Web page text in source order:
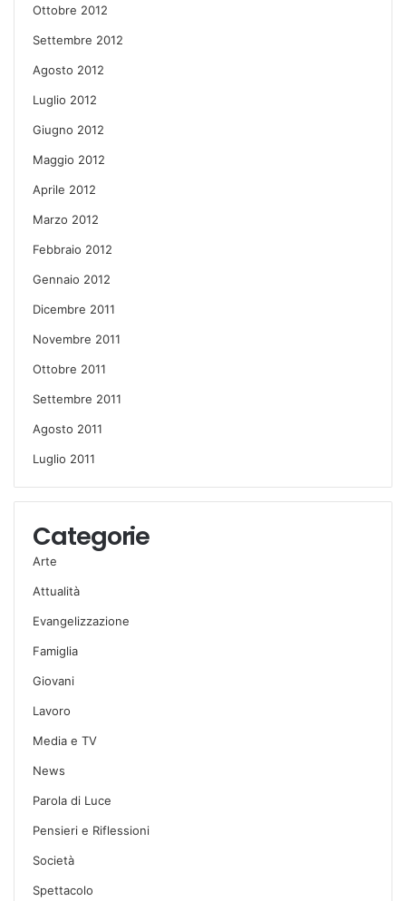
Ottobre 2012
Settembre 2012
Agosto 2012
Luglio 2012
Giugno 2012
Maggio 2012
Aprile 2012
Marzo 2012
Febbraio 2012
Gennaio 2012
Dicembre 2011
Novembre 2011
Ottobre 2011
Settembre 2011
Agosto 2011
Luglio 2011
Categorie
Arte
Attualità
Evangelizzazione
Famiglia
Giovani
Lavoro
Media e TV
News
Parola di Luce
Pensieri e Riflessioni
Società
Spettacolo